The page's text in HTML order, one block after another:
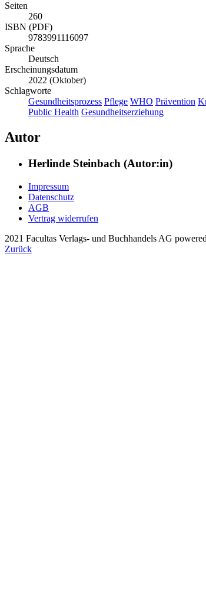
Seiten
260
ISBN (PDF)
9783991116097
Sprache
Deutsch
Erscheinungsdatum
2022 (Oktober)
Schlagworte
Gesundheitsprozess Pflege WHO Prävention
Public Health Gesundheitserziehung
Autor
Herlinde Steinbach (Autor:in)
Impressum
Datenschutz
AGB
Vertrag widerrufen
2021 Facultas Verlags- und Buchhandels AG
Zurück